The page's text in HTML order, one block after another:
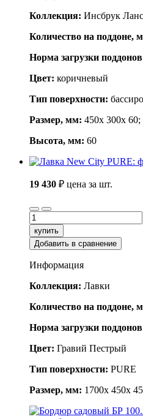
Коллекция: Инсбрук Ланс
Количество на поддоне,
Норма загрузки
Цвет: коричневый
Тип поверхности:
Размер, мм: 450x 300x
Высота, мм: 60
19 430 ₽ цена за шт.
купить
Добавить в сравнение
Информация
Коллекция: Лавки
Количество на поддоне,
Норма загрузки
Цвет: Гравий Пестрый
Тип поверхности: PURE
Размер, мм: 1700x 450x